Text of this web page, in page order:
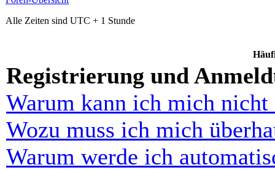
Alle Zeiten sind UTC + 1 Stunde
Registrierung und
Warum kann ich mich nicht
Wozu muss ich mich
Warum werde ich